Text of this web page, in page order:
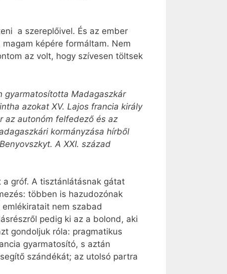
a szereplőivel. És az ember
képére formáltam. Nem
az volt, hogy szívesen töltsek
gyarmatosította Madagaszkár
azokat XV. Lajos francia király
az autonóm felfedező és az
kormányzása hírből
A XXI. század
a gróf. A tisztánlátásnak gátat
többen is hazudozónak
nem szabad
pedig ki az a bolond, aki
gondoljuk róla: pragmatikus
gyarmatosító, s aztán
szándékát; az utolsó partra